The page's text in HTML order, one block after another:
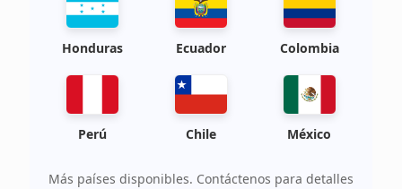
Honduras Ecuador Colombia
Perú Chile México
Más países disponibles. Contáctenos para detalles